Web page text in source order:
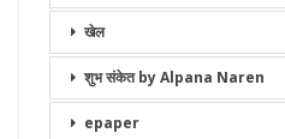
खेल
शुभ संकेत by Alpana Naren
epaper